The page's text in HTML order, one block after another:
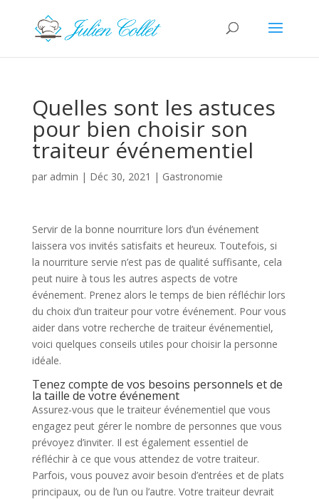
Quelles sont les astuces
pour bien choisir son
traiteur événementiel
par admin | Déc 30, 2021 | Gastronomie
Servir de la bonne nourriture lors d’un événement
laissera vos invités satisfaits et heureux. Toutefois, si
la nourriture servie n’est pas de qualité suffisante, cela
peut nuire à tous les autres aspects de votre
événement. Prenez alors le temps de bien réfléchir lors
du choix d’un traiteur pour votre événement. Pour vous
aider dans votre recherche de traiteur événementiel,
voici quelques conseils utiles pour choisir la personne
idéale.
Tenez compte de vos besoins personnels et de
la taille de votre événement
Assurez-vous que le traiteur événementiel que vous
engagez peut gérer le nombre de personnes que vous
prévoyez d’inviter. Il est également essentiel de
réfléchir à ce que vous attendez de votre traiteur.
Parfois, vous pouvez avoir besoin d’entrées et de plats
principaux, ou de l’un ou l’autre. Votre traiteur devrait